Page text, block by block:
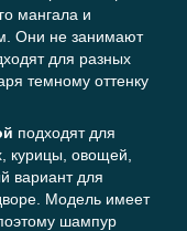
мангала и
Они не занимают
для разных
темному оттенку
подходят для
курицы, овощей,
вариант для
Модель имеет
шампур